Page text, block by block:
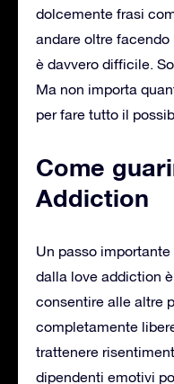
dolcemente frasi
andare oltre facendo
è davvero difficile.
Ma non importa
per fare tutto il
Come
Addiction
Un passo
dalla love addiction
consentire alle altre
completamente
trattenere
dipendenti emotivi